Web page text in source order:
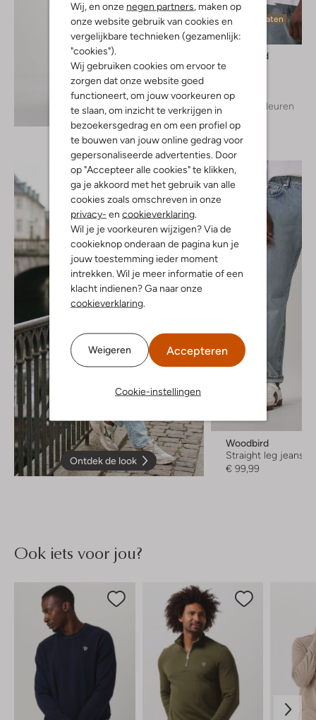
Wij, en onze negen partners , maken op
onze website gebruik van cookies en
vergelijkbare technieken (gezamenlijk:
"cookies").
Wij gebruiken cookies om ervoor te
zorgen dat onze website goed
functioneert, om jouw voorkeuren op
te slaan, om inzicht te verkrijgen in
bezoekersgedrag en om een profiel op
te bouwen van jouw online gedrag voor
gepersonaliseerde advertenties. Door
op "Accepteer alle cookies" te klikken,
ga je akkoord met het gebruik van alle
cookies zoals omschreven in onze
privacy- en cookieverklaring
Wil je je voorkeuren wijzigen? Via de
cookieknop onderaan de pagina kun je
jouw toestemming ieder moment
intrekken. Wil je meer informatie of een
klacht indienen? Ga naar onze
cookieverklaring
Weigeren Accepteren
Cookie-instellingen
Ontdek de look
Laatste maten
Woodbird
T-shirt
+ meer kleuren
Ontdek de look
Woodbird
Straight leg jeans
€ 99,99
Ook iets voor jou?